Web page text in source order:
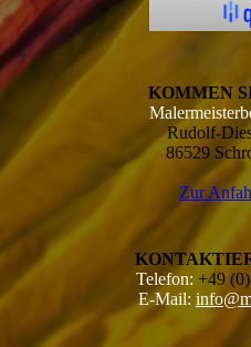
KOMMEN
Rudolf-
86529
Zur
Telefon: +49
E-Mail: